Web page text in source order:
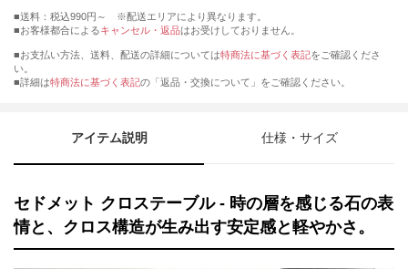
■送料：税込990円～ ※配送エリアにより異なります。
■お客様都合によるキャンセル・返品はお受けしておりません。
■お支払い方法、送料、配送の詳細については特商法に基づく表記をご確認くださ
い。
■詳細は特商法に基づく表記の「返品・交換について」をご確認ください。
アイテム説明 仕様・サイズ
セドメット クロステーブル - 時の層を感じる石の表
情と、クロス構造が生み出す安定感と軽やかさ。